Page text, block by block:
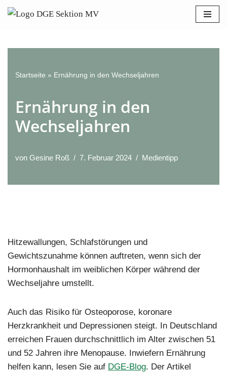
Bitte
beachten
Diese
enthält
Barrierefreiheitssystem.
Startseite » Ernährung in den Wechseljahren
Ernährung in den
Wechseljahren
von Gesine Roß 7. Februar 2024 Medientipp
Hitzewallungen, Schlafstörungen und
Gewichtszunahme können auftreten, wenn sich der
Hormonhaushalt im weiblichen Körper während der
Wechseljahre umstellt.
Auch das Risiko für Osteoporose, koronare
Herzkrankheit und Depressionen steigt. In Deutschland
erreichen Frauen durchschnittlich im Alter zwischen 51
und 52 Jahren ihre Menopause. Inwiefern Ernährung
helfen kann, lesen Sie auf DGE-Blog. Der Artikel